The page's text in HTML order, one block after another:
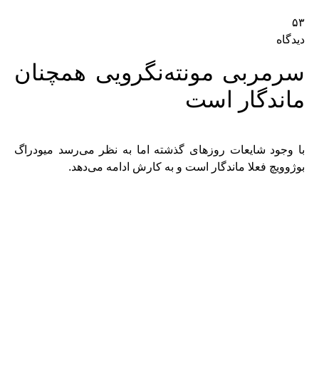
۵۳
دیدگاه
سرمربی مونته‌نگرویی همچنان
ماندگار است
با وجود شایعات روزهای گذشته اما به نظر می‌رسد میودراگ
بوژوویچ فعلا ماندگار است و به کارش ادامه می‌دهد.